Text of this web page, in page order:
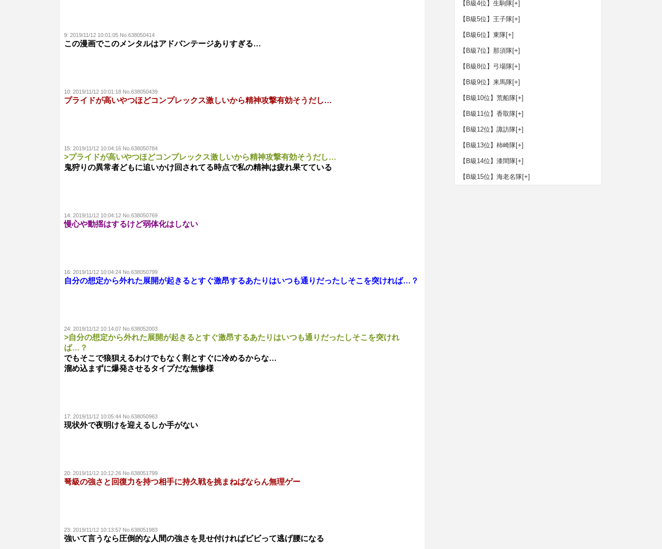
9: 2019/11/12 10:01:05 No.638050414
この漫画でこのメンタルはアドバンテージありすぎる…
10: 2019/11/12 10:01:18 No.638050439
プライドが高いやつほどコンプレックス激しいから精神攻撃有効そうだし…
15: 2019/11/12 10:04:16 No.638050784
>プライドが高いやつほどコンプレックス激しいから精神攻撃有効そうだし…
鬼狩りの異常者どもに追いかけ回されてる時点で私の精神は疲れ果てている
14: 2019/11/12 10:04:12 No.638050769
慢心や動揺はするけど弱体化はしない
16: 2019/11/12 10:04:24 No.638050799
自分の想定から外れた展開が起きるとすぐ激昂するあたりはいつも通りだったしそこを突ければ…？
24: 2019/11/12 10:14:07 No.638052003
>自分の想定から外れた展開が起きるとすぐ激昂するあたりはいつも通りだったしそこを突けれ
ば…？
でもそこで狼狽えるわけでもなく割とすぐに冷めるからな…
溜め込まずに爆発させるタイプだな無惨様
17: 2019/11/12 10:05:44 No.638050963
現状外で夜明けを迎えるしか手がない
20: 2019/11/12 10:12:26 No.638051799
弩級の強さと回復力を持つ相手に持久戦を挑まねばならん無理ゲー
23: 2019/11/12 10:13:57 No.638051983
強いて言うなら圧倒的な人間の強さを見せ付ければビビって逃げ腰になる
【B級4位】生駒隊[+]
【B級5位】王子隊[+]
【B級6位】東隊[+]
【B級7位】那須隊[+]
【B級8位】弓場隊[+]
【B級9位】来馬隊[+]
【B級10位】荒船隊[+]
【B級11位】香取隊[+]
【B級12位】諏訪隊[+]
【B級13位】柿崎隊[+]
【B級14位】漆間隊[+]
【B級15位】海老名隊[+]